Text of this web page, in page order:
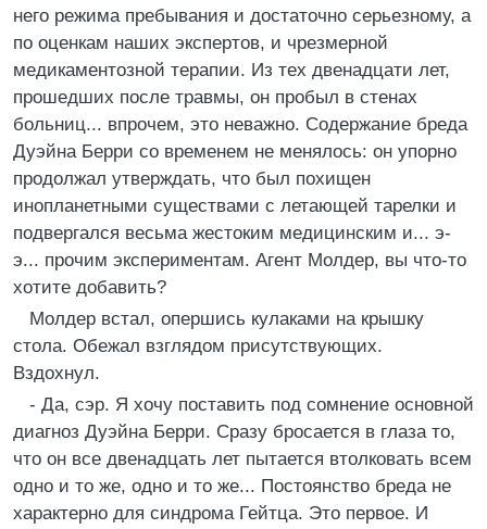
него режима пребывания и достаточно серьезному, а
по оценкам наших экспертов, и чрезмерной
медикаментозной терапии. Из тех двенадцати лет,
прошедших после травмы, он пробыл в стенах
больниц... впрочем, это неважно. Содержание бреда
Дуэйна Берри со временем не менялось: он упорно
продолжал утверждать, что был похищен
инопланетными существами с летающей тарелки и
подвергался весьма жестоким медицинским и... э-
э... прочим экспериментам. Агент Молдер, вы что-то
хотите добавить?
Молдер встал, опершись кулаками на крышку
стола. Обежал взглядом присутствующих.
Вздохнул.
- Да, сэр. Я хочу поставить под сомнение основной
диагноз Дуэйна Берри. Сразу бросается в глаза то,
что он все двенадцать лет пытается втолковать всем
одно и то же, одно и то же... Постоянство бреда не
характерно для синдрома Гейтца. Это первое. И